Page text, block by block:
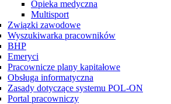
Opieka medyczna
Multisport
Związki zawodowe
Wyszukiwarka pracowników
BHP
Emeryci
Pracownicze plany kapitałowe
Obsługa informatyczna
Zasady dotyczące systemu POL-ON
Portal pracowniczy